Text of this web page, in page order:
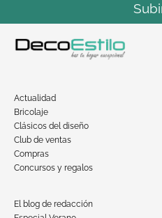
Actualidad
Bricolaje
Clásicos del diseño
Club de ventas
Compras
Concursos y regalos
El blog de redacción